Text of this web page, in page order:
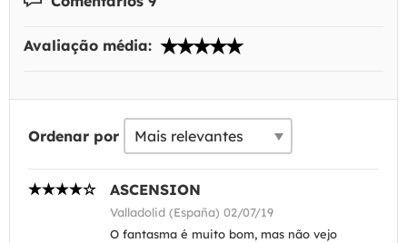
Avaliação média:
Ordenar por
ASCENSION
Valladolid (España) 02/07/19
O fantasma é muito bom, mas não vejo